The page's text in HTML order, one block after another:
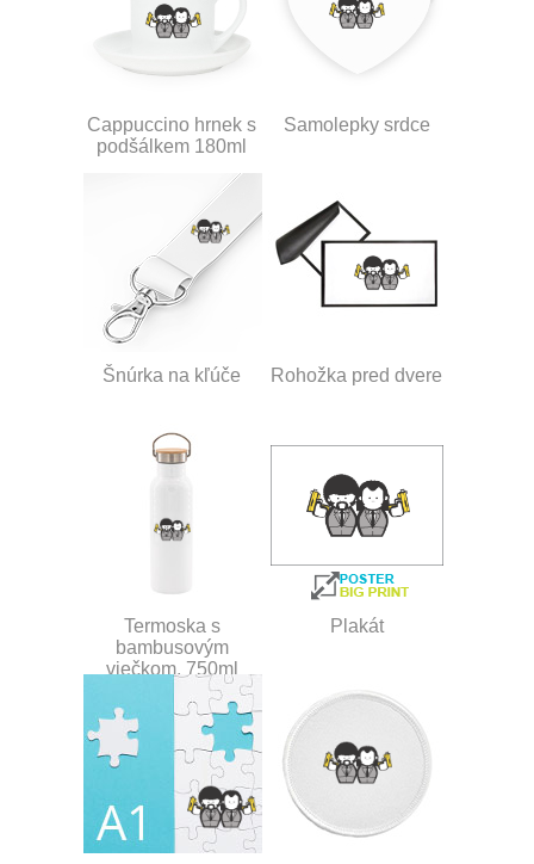
Cappuccino hrnek s
podšálkem 180ml
Samolepky srdce
Šnúrka na kľúče Rohožka pred dvere
Termoska s
bambusovým
viečkom, 750ml
Plakát